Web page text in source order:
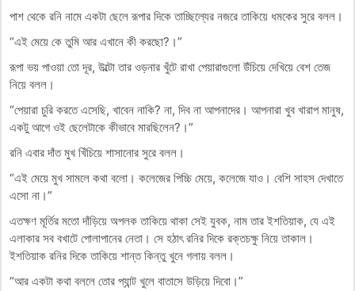
পাশ থেকে রনি নামে একটা ছেলে রূপার দিকে তাচ্ছিল্যের নজরে তাকিয়ে ধমকের সুরে বলল।
“এই মেয়ে কে তুমি আর এখানে কী করছো?।”
রূপা ভয় পাওয়া তো দূর, উল্টো তার ওড়নার খুঁটে রাখা পেয়ারাগুলো উঁচিয়ে দেখিয়ে বেশ তেজ
নিয়ে বলল।
“পেয়ারা চুরি করতে এসেছি, খাবেন নাকি? না, দিব না আপনাদের। আপনারা খুব খারাপ মানুষ,
একটু আগে ওই ছেলেটাকে কীভাবে মারছিলেন?।”
রনি এবার দাঁত মুখ খিঁচিয়ে শাসানোর সুরে বলল।
“এই মেয়ে মুখ সামলে কথা বলো। কলেজের পিচ্চি মেয়ে, কলেজে যাও। বেশি সাহস দেখাতে
এসো না।”
এতক্ষণ মূর্তির মতো দাঁড়িয়ে অপলক তাকিয়ে থাকা সেই যুবক, নাম তার ইশতিয়াক, যে এই
এলাকার সব বখাটে পোলাপানের নেতা। সে হঠাৎ রনির দিকে রক্তচক্ষু নিয়ে তাকাল।
ইশতিয়াক রনির দিকে তাকিয়ে শান্ত কিন্তু খুনে গলায় বলল।
“আর একটা কথা বললে তোর প্যান্ট খুলে বাতাসে উড়িয়ে দিবো।”